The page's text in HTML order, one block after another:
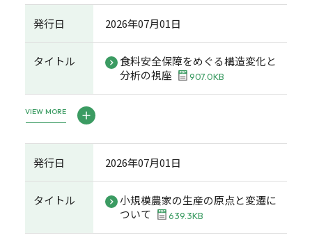
発行日 2026年07月01日
タイトル
食料安全保障をめぐる構造変化と
分析の視座
907.0KB
VIEW MORE
発行日 2026年07月01日
タイトル
小規模農家の生産の原点と変遷に
ついて
639.3KB